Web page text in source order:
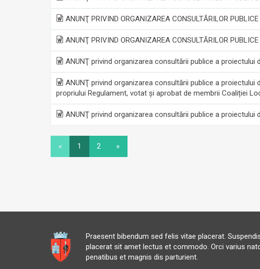
ANUNŢ PRIVIND ORGANIZAREA CONSULTĂRILOR
ANUNŢ PRIVIND ORGANIZAREA CONSULTĂRILOR
ANUNŢ privind organizarea consultării publice a proiectului
ANUNŢ privind organizarea consultării publice a
propriului Regulament, votat și aprobat de membrii Coaliției
ANUNŢ privind organizarea consultării publice a proiectului
« 1 2 »
Praesent bibendum sed felis vitae placerat.
placerat sit amet lectus et commodo. Orci varius
penatibus et magnis dis parturient.